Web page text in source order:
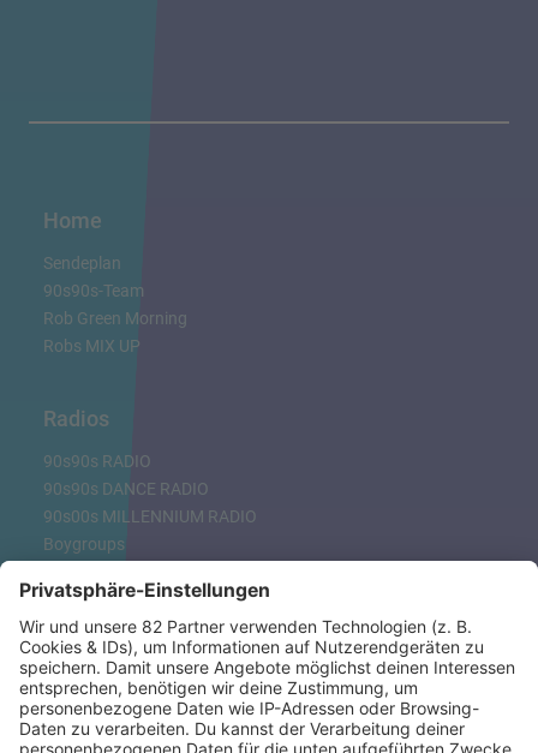
Home
Sendeplan
90s90s-Team
Rob Green Morning
Robs MIX UP
Radios
90s90s RADIO
90s90s DANCE RADIO
90s00s MILLENNIUM RADIO
Boygroups
Clubhits
Dinnerparty
Eurodance
Grunge
Hiphop & Rap
Hiphop deutsch